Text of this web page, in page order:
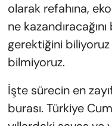
olarak refahına,
ne
gerektiğini biliyoruz
bilmiyoruz.
İşte sürecin en
burası. Türkiye